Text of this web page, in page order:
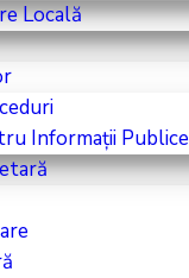
Locală
Informații Publice